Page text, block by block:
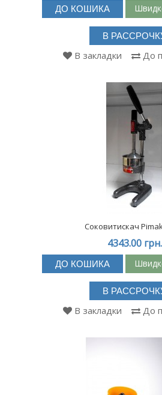
ДО КОШИКА
В
В закладки До
Соковитискач
4343.00 грн.
ДО КОШИКА
В
В закладки До